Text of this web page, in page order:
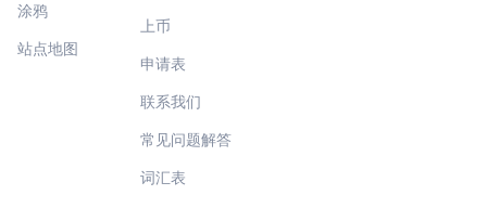
涂鸦
站点地图
上币
申请表
联系我们
常见问题解答
词汇表